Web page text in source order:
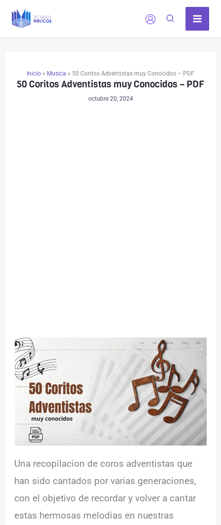
Inicio » Musica » 50 Coritos Adventistas muy Conocidos – PDF
50 Coritos Adventistas muy Conocidos – PDF
octubre 20, 2024
Una recopilacion de coros adventistas que
han sido cantados por varias generaciones,
con el objetivo de recordar y volver a cantar
estas hermosas melodias en nuestras